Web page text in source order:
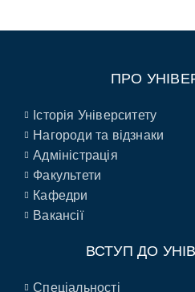
ПРО
Історія Університету
Нагороди та відзнаки
Адміністрація
Факультети
Кафедри
Вакансії
ВСТУП ДО
Спеціальності